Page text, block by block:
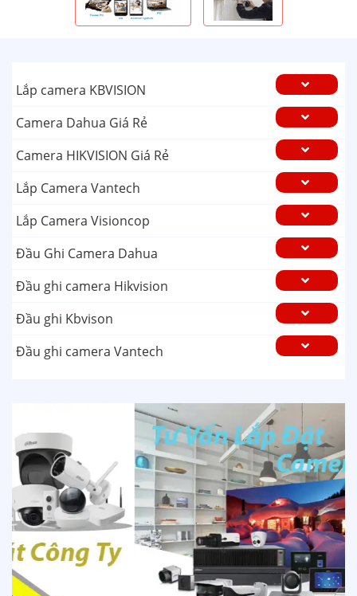
Lắp camera KBVISION
Camera Dahua Giá Rẻ
Camera HIKVISION Giá Rẻ
Lắp Camera Vantech
Lắp Camera Visioncop
Đầu Ghi Camera Dahua
Đầu ghi camera Hikvision
Đầu ghi Kbvison
Đầu ghi camera Vantech